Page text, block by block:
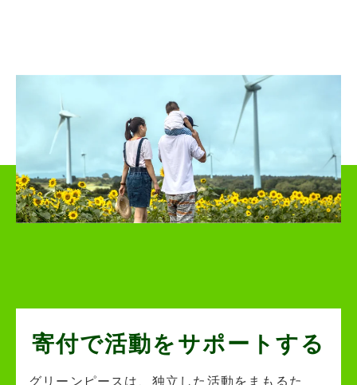
寄付で活動をサポートする
グリーンピースは、独立した活動をまもるた